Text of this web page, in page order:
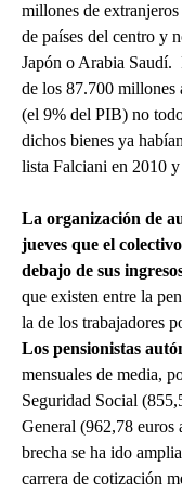
millones de
de países del centro y
Japón o Arabia Saudí.
de los 87.700 millones
(el 9% del PIB) no
dichos bienes ya
lista Falciani en 2010
La organización de
jueves que el
debajo de sus
que existen entre la
la de los trabajadores
Los pensionistas
mensuales de media,
Seguridad Social
General (962,78 euros
brecha se ha ido
carrera de cotización